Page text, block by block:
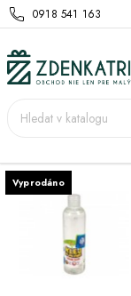
0918 541 163
Vyprodáno